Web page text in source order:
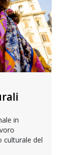
in
culturale del